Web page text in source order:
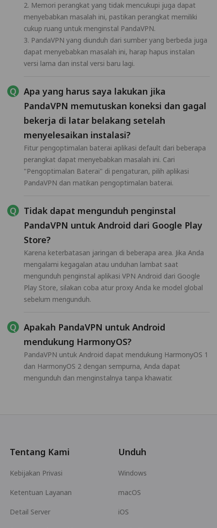
2. Memori perangkat yang tidak mencukupi juga dapat
menyebabkan masalah ini, pastikan perangkat memiliki
cukup ruang untuk menginstal PandaVPN.
3. PandaVPN yang diunduh dari sumber yang berbeda juga
dapat menyebabkan masalah ini, harap hapus instalan
versi lama dan instal versi baru lagi.
Apa yang harus saya lakukan jika
PandaVPN memutuskan koneksi dan gagal
bekerja di latar belakang setelah
menyelesaikan instalasi?
Fitur pengoptimalan baterai aplikasi default dari beberapa
perangkat dapat menyebabkan masalah ini. Cari
"Pengoptimalan Baterai" di pengaturan, pilih aplikasi
PandaVPN dan matikan pengoptimalan baterai.
Tidak dapat mengunduh penginstal
PandaVPN untuk Android dari Google Play
Store?
Karena keterbatasan jaringan di beberapa area. Jika Anda
mengalami kegagalan atau unduhan lambat saat
mengunduh penginstal aplikasi VPN Android dari Google
Play Store, silakan coba atur proxy Anda ke model global
sebelum mengunduh.
Apakah PandaVPN untuk Android
mendukung HarmonyOS?
PandaVPN untuk Android dapat mendukung HarmonyOS 1
dan HarmonyOS 2 dengan sempurna, Anda dapat
mengunduh dan menginstalnya tanpa khawatir.
Tentang Kami
Kebijakan Privasi
Ketentuan Layanan
Detail Server
Unduh
Windows
macOS
iOS